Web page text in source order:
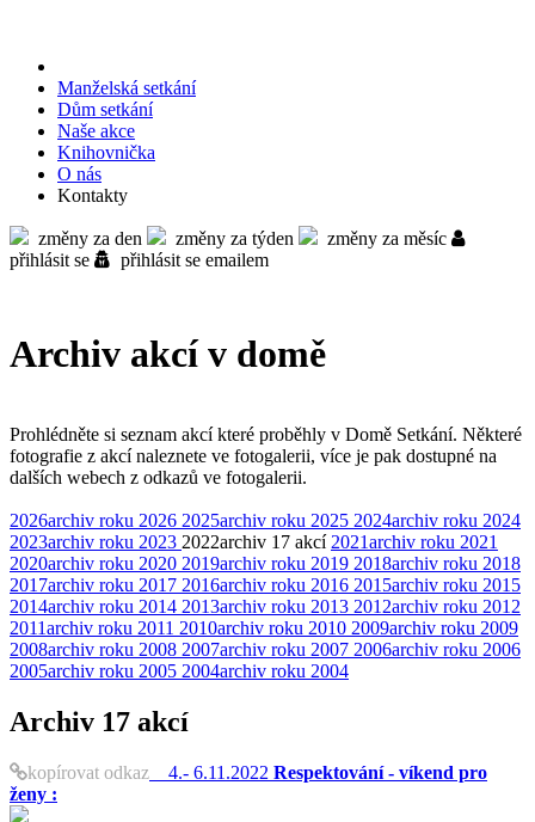
Manželská setkání
Dům setkání
Naše akce
Knihov­nička
O nás
Kontakty
změny za den změny za týden
změny za měsíc
přihlásit se
přihlásit se emailem
Archiv akcí v domě
Prohlédněte si seznam akcí které proběhly v Domě Setkání. Některé
fotografie z akcí naleznete ve fotogalerii, více je pak dostupné na
dalších webech z odkazů ve fotogalerii.
2026archiv roku 2026 2025archiv roku 2025 2024archiv roku 2024
2023archiv roku 2023 2022archiv 17 akcí 2021archiv roku 2021
2020archiv roku 2020 2019archiv roku 2019 2018archiv roku 2018
2017archiv roku 2017 2016archiv roku 2016 2015archiv roku 2015
2014archiv roku 2014 2013archiv roku 2013 2012archiv roku 2012
2011archiv roku 2011 2010archiv roku 2010 2009archiv roku 2009
2008archiv roku 2008 2007archiv roku 2007 2006archiv roku 2006
2005archiv roku 2005 2004archiv roku 2004
Archiv 17 akcí
kopírovat odkaz 4.- 6.11.2022 Respektování - víkend pro
ženy :